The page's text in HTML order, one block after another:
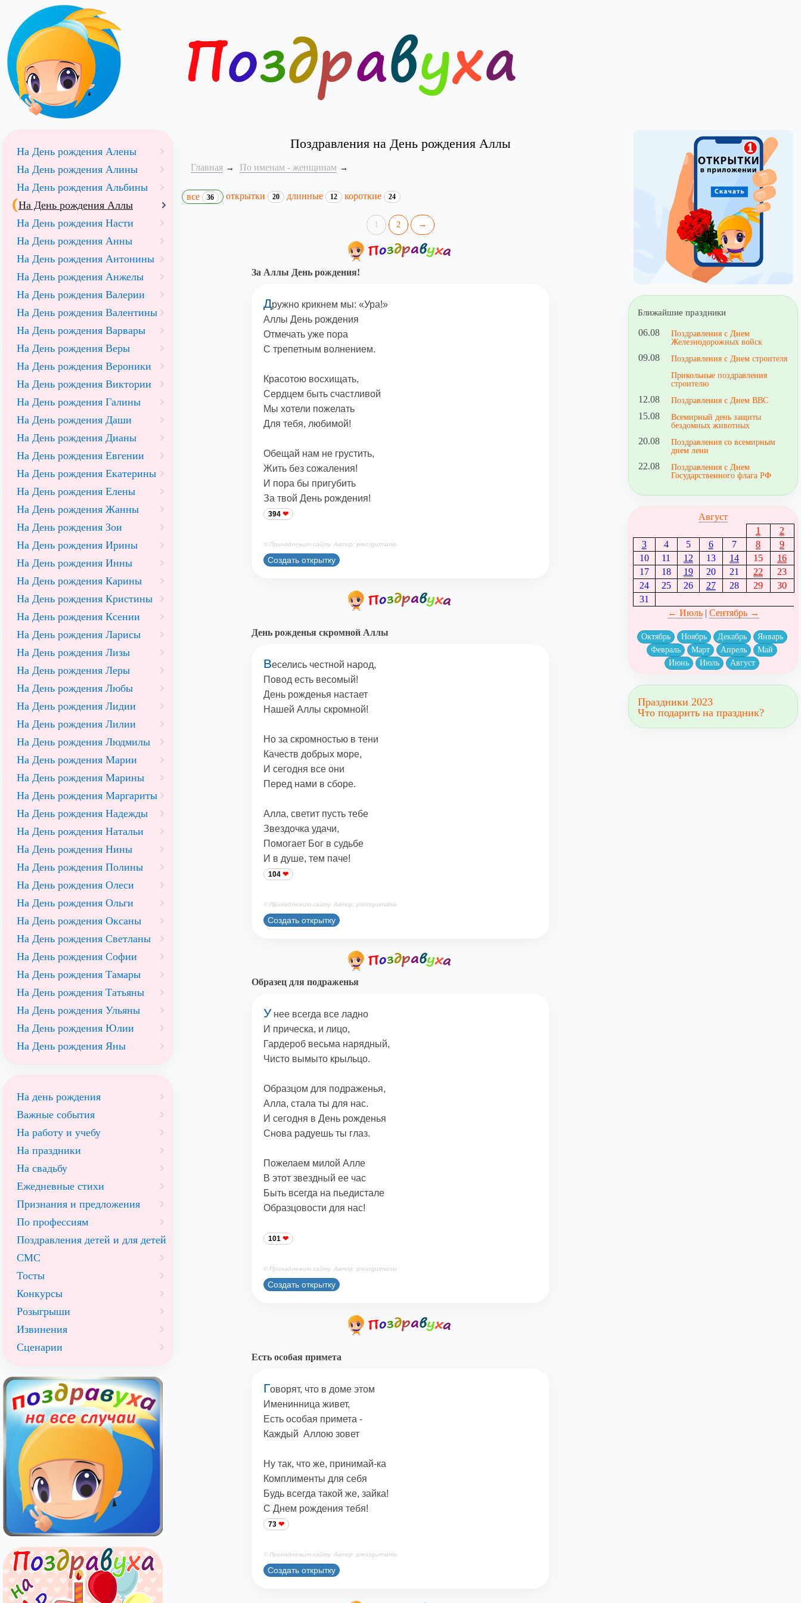
Поздравления на День рождения Аллы
Главная По именам - женщинам
все 36 открытки 20 длинные 12 короткие 24
1 2 →
За Аллы День рождения!
Дружно крикнем мы: «Ура!»
Аллы День рождения
Отмечать уже пора
С трепетным волнением.
Красотою восхищать,
Сердцем быть счастливой
Мы хотели пожелать
Для тебя, любимой!
Обещай нам не грустить,
Жить без сожаления!
И пора бы пригубить
За твой День рождения!
394
© Принадлежит сайту. Автор: pressgurmanio
Создать открытку
День рожденья скромной Аллы
Веселись честной народ,
Повод есть весомый!
День рожденья настает
Нашей Аллы скромной!
Но за скромностью в тени
Качеств добрых море,
И сегодня все они
Перед нами в сборе.
Алла, светит пусть тебе
Звездочка удачи,
Помогает Бог в судьбе
И в душе, тем паче!
104
© Принадлежит сайту. Автор: pressgurmanio
Создать открытку
Образец для подраженья
Унее всегда все ладно
И прическа, и лицо,
Гардероб весьма нарядный,
Чисто вымыто крыльцо.
Образцом для подраженья,
Алла, стала ты для нас.
И сегодня в День рожденья
Снова радуешь ты глаз.
Пожелаем милой Алле
В этот звездный ее час
Быть всегда на пьедистале
Образцовости для нас!
101
© Принадлежит сайту. Автор: pressgurmanio
Создать открытку
Есть особая примета
Говорят, что в доме этом
Именинница живет,
Есть особая примета -
Каждый Аллою зовет
Ну так, что же, принимай-ка
Комплименты для себя
Будь всегда такой же, зайка!
С Днем рождения тебя!
73
© Принадлежит сайту. Автор: pressgurmanio
Создать открытку
На День рождения Алены
На День рождения Алины
На День рождения Альбины
На День рождения Аллы
На День рождения Насти
На День рождения Анны
На День рождения Антонины
На День рождения Анжелы
На День рождения Валерии
На День рождения Валентины
На День рождения Варвары
На День рождения Веры
На День рождения Вероники
На День рождения Виктории
На День рождения Галины
На День рождения Даши
На День рождения Дианы
На День рождения Евгении
На День рождения Екатерины
На День рождения Елены
На День рождения Жанны
На День рождения Зои
На День рождения Ирины
На День рождения Инны
На День рождения Карины
На День рождения Кристины
На День рождения Ксении
На День рождения Ларисы
На День рождения Лизы
На День рождения Леры
На День рождения Любы
На День рождения Лидии
На День рождения Лилии
На День рождения Людмилы
На День рождения Марии
На День рождения Марины
На День рождения Маргариты
На День рождения Надежды
На День рождения Натальи
На День рождения Нины
На День рождения Полины
На День рождения Олеси
На День рождения Ольги
На День рождения Оксаны
На День рождения Светланы
На День рождения Софии
На День рождения Тамары
На День рождения Татьяны
На День рождения Ульяны
На День рождения Юлии
На День рождения Яны
На день рождения
Важные события
На работу и учебу
На праздники
На свадьбу
Ежедневные стихи
Признания и предложения
По профессиям
Поздравления детей и для детей
СМС
Тосты
Конкурсы
Розыгрыши
Извинения
Сценарии
Ближайшие праздники
06.08
Поздравления с Днем
Железнодорожных войск
09.08
Поздравления с Днем строителя
Прикольные поздравления
строителю
12.08 Поздравления с Днем ВВС
15.08
Всемирный день защиты
бездомных животных
20.08
Поздравления со всемирным
днем лени
22.08
Поздравления с Днем
Государственного флага РФ
Август
1
2
3
4 5 6 7 8
9
10
11 12 13 14 15
16
17
18 19 20 21 22
23
24
25 26 27 28 29
30
31
← Июль| Сентябрь →
Октябрь Ноябрь Декабрь
Январь
Февраль
Март Апрель
Май
Июнь
Июль Август
Праздники 2023
Что подарить на праздник?